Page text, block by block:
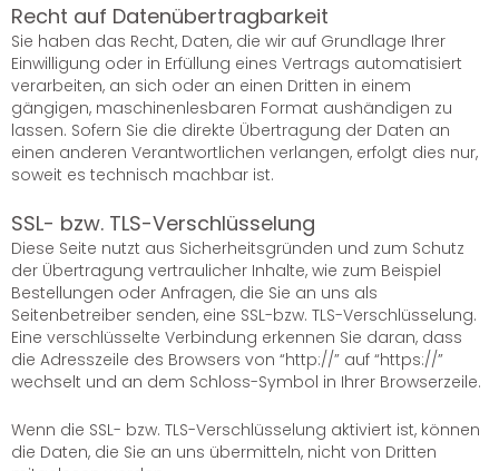
Recht auf Datenübertragbarkeit
Sie haben das Recht, Daten, die wir auf Grundlage Ihrer
Einwilligung oder in Erfüllung eines Vertrags automatisiert
verarbeiten, an sich oder an einen Dritten in einem
gängigen, maschinenlesbaren Format aushändigen zu
lassen. Sofern Sie die direkte Übertragung der Daten an
einen anderen Verantwortlichen verlangen, erfolgt dies nur,
soweit es technisch machbar ist.
SSL- bzw. TLS-Verschlüsselung
Diese Seite nutzt aus Sicherheitsgründen und zum Schutz
der Übertragung vertraulicher Inhalte, wie zum Beispiel
Bestellungen oder Anfragen, die Sie an uns als
Seitenbetreiber senden, eine SSL-bzw. TLS-Verschlüsselung.
Eine verschlüsselte Verbindung erkennen Sie daran, dass
die Adresszeile des Browsers von “http://” auf “https://”
wechselt und an dem Schloss-Symbol in Ihrer Browserzeile.
Wenn die SSL- bzw. TLS-Verschlüsselung aktiviert ist, können
die Daten, die Sie an uns übermitteln, nicht von Dritten